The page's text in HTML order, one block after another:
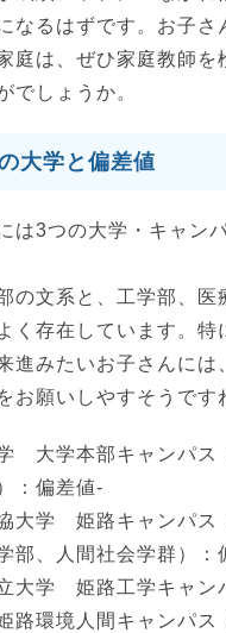
なるはずです。お子さ
庭は、ぜひ家庭教師を
でしょうか。
大学と偏差値
は3つの大学・キャン
の文系と、工学部、医
く存在しています。特
進みたいお子さんには
お願いしやすそうです
大学本部キャンパス
：偏差値-
大学 姫路キャンパス
部、人間社会学群）：
大学 姫路工学キャン
路環境人間キャンパス